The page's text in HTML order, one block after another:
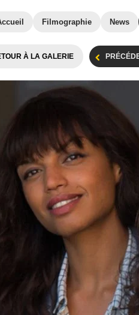
Filmographie News
À LA GALERIE